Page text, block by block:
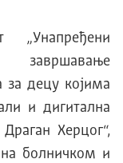
„Унапређени
за децу којима
и дигитална
Херцог“,
болничком и